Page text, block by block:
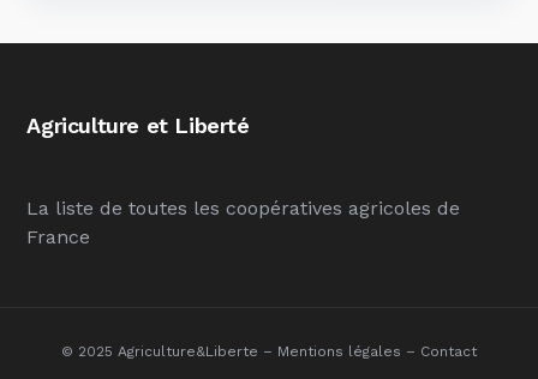
Agriculture et Liberté
La liste de toutes les coopératives agricoles de
France
© 2025 Agriculture&Liberte – Mentions légales – Contact